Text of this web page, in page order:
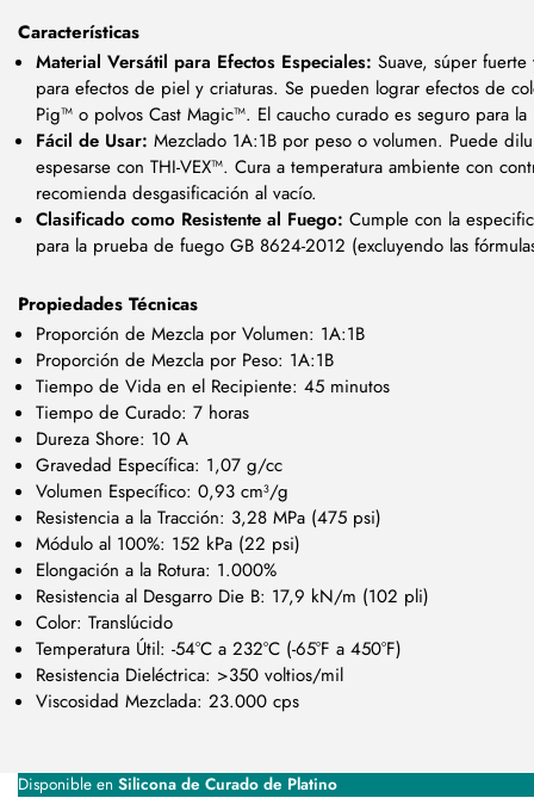
Características
Material Versátil para Efectos Especiales: Suave, súper
para efectos de piel y criaturas. Se pueden lograr efectos de
Pig™ o polvos Cast Magic™. El caucho curado es seguro para
Fácil de Usar: Mezclado 1A:1B por peso o volumen. Puede
espesarse con THI-VEX™. Cura a temperatura ambiente con
recomienda desgasificación al vacío.
Clasificado como Resistente al Fuego: Cumple con la
para la prueba de fuego GB 8624-2012 (excluyendo las
Propiedades Técnicas
Proporción de Mezcla por Volumen: 1A:1B
Proporción de Mezcla por Peso: 1A:1B
Tiempo de Vida en el Recipiente: 45 minutos
Tiempo de Curado: 7 horas
Dureza Shore: 10 A
Gravedad Específica: 1,07 g/cc
Volumen Específico: 0,93 cm³/g
Resistencia a la Tracción: 3,28 MPa (475 psi)
Módulo al 100%: 152 kPa (22 psi)
Elongación a la Rotura: 1.000%
Resistencia al Desgarro Die B: 17,9 kN/m (102 pli)
Color: Translúcido
Temperatura Útil: -54°C a 232°C (-65°F a 450°F)
Resistencia Dieléctrica: >350 voltios/mil
Viscosidad Mezclada: 23.000 cps
Disponible en Silicona de Curado de Platino